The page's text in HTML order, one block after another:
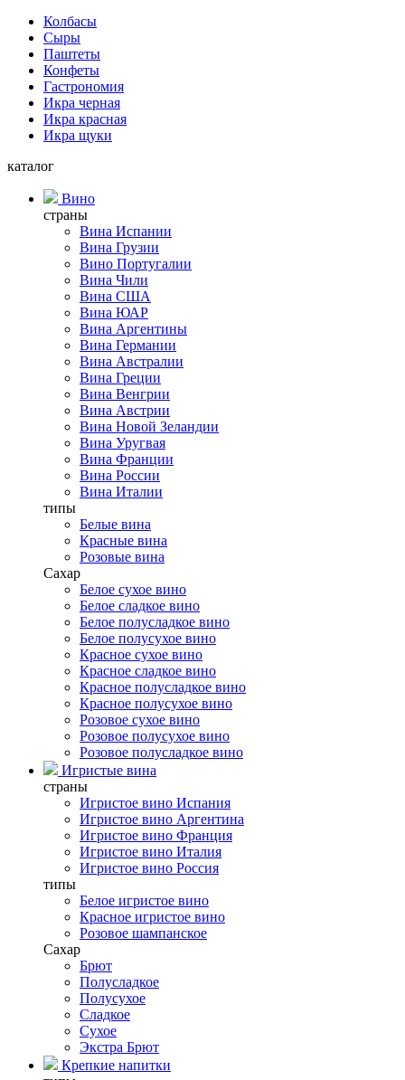
Колбасы
Сыры
Паштеты
Конфеты
Гастрономия
Икра черная
Икра красная
Икра щуки
каталог
Вино
страны
Вина Испании
Вина Грузии
Вино Португалии
Вина Чили
Вина США
Вина ЮАР
Вина Аргентины
Вина Германии
Вина Австралии
Вина Греции
Вина Венгрии
Вина Австрии
Вина Новой Зеландии
Вина Уругвая
Вина Франции
Вина России
Вина Италии
типы
Белые вина
Красные вина
Розовые вина
Сахар
Белое сухое вино
Белое сладкое вино
Белое полусладкое вино
Белое полусухое вино
Красное сухое вино
Красное сладкое вино
Красное полусладкое вино
Красное полусухое вино
Розовое сухое вино
Розовое полусухое вино
Розовое полусладкое вино
Игристые вина
страны
Игристое вино Испания
Игристое вино Аргентина
Игристое вино Франция
Игристое вино Италия
Игристое вино Россия
типы
Белое игристое вино
Красное игристое вино
Розовое шампанское
Сахар
Брют
Полусладкое
Полусухое
Сладкое
Сухое
Экстра Брют
Крепкие напитки